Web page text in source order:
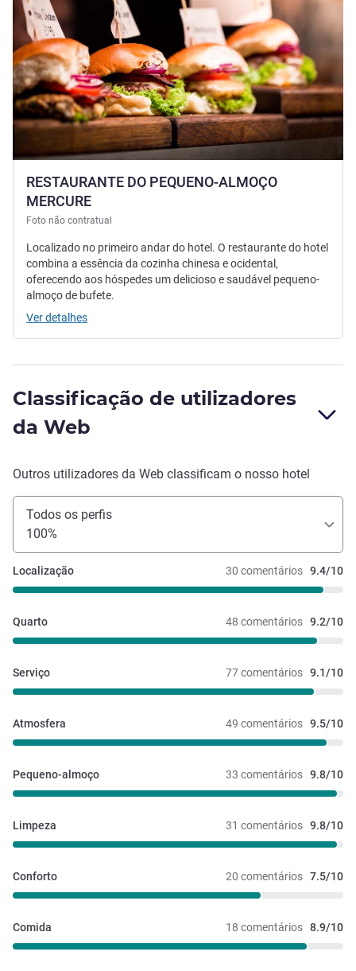
RESTAURANTE DO PEQUENO-ALMOÇO
MERCURE
Foto não contratual
Localizado no primeiro andar do hotel. O restaurante do hotel
combina a essência da cozinha chinesa e ocidental,
oferecendo aos hóspedes um delicioso e saudável pequeno-
almoço de bufete.
Ver detalhes
Classificação de utilizadores
da Web
Outros utilizadores da Web classificam o nosso hotel
Todos os perfis
100%
30 comentários 9.4/10
Localização
48 comentários 9.2/10
Quarto
77 comentários 9.1/10
Serviço
49 comentários 9.5/10
Atmosfera
33 comentários 9.8/10
Pequeno-almoço
31 comentários 9.8/10
Limpeza
20 comentários 7.5/10
Conforto
18 comentários 8.9/10
Comida